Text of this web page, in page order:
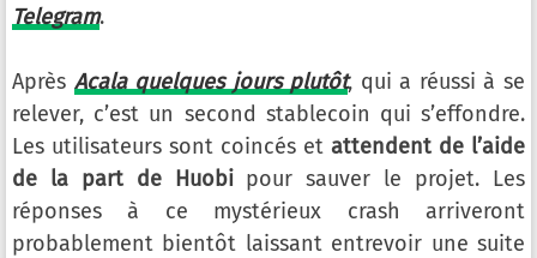
Telegram.
Après Acala quelques jours plutôt, qui a réussi à se
relever, c’est un second stablecoin qui s’effondre.
Les utilisateurs sont coincés et attendent de l’aide
de la part de Huobipour sauver le projet. Les
réponses à ce mystérieux crash arriveront
probablement bientôt laissant entrevoir une suite